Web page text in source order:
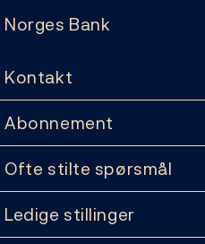
Norges Bank
Kontakt
Abonnement
Ofte stilte spørsmål
Ledige stillinger